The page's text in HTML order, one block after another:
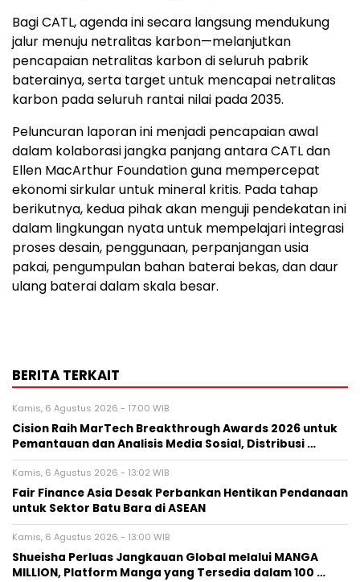
Bagi CATL, agenda ini secara langsung mendukung
jalur menuju netralitas karbon—melanjutkan
pencapaian netralitas karbon di seluruh pabrik
baterainya, serta target untuk mencapai netralitas
karbon pada seluruh rantai nilai pada 2035.
Peluncuran laporan ini menjadi pencapaian awal
dalam kolaborasi jangka panjang antara CATL dan
Ellen MacArthur Foundation guna mempercepat
ekonomi sirkular untuk mineral kritis. Pada tahap
berikutnya, kedua pihak akan menguji pendekatan ini
dalam lingkungan nyata untuk mempelajari integrasi
proses desain, penggunaan, perpanjangan usia
pakai, pengumpulan bahan baterai bekas, dan daur
ulang baterai dalam skala besar.
BERITA TERKAIT
Kamis, 6 Agustus 2026 - 17:00 WIB
Cision Raih MarTech Breakthrough Awards 2026 untuk
Pemantauan dan Analisis Media Sosial, Distribusi …
Kamis, 6 Agustus 2026 - 13:02 WIB
Fair Finance Asia Desak Perbankan Hentikan Pendanaan
untuk Sektor Batu Bara di ASEAN
Kamis, 6 Agustus 2026 - 13:00 WIB
Shueisha Perluas Jangkauan Global melalui MANGA
MILLION, Platform Manga yang Tersedia dalam 100 …